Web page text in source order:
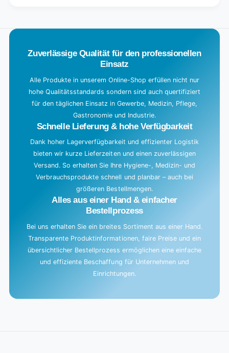
a
Zuverlässige Qualität für den professionellen
Einsatz
Alle Produkte in unserem Online-Shop erfüllen nicht nur
hohe Qualitätsstandards sondern sind auch quertifiziert
für den täglichen Einsatz in Gewerbe, Medizin, Pflege,
Gastronomie und Industrie.
Schnelle Lieferung & hohe Verfügbarkeit
Dank hoher Lagerverfügbarkeit und effizienter Logistik
bieten wir kurze Lieferzeiten und einen zuverlässigen
Versand. So erhalten Sie Ihre Hygiene-, Medizin- und
Verbrauchsprodukte schnell und planbar – auch bei
größeren Bestellmengen.
Alles aus einer Hand & einfacher
Bestellprozess
Bei uns erhalten Sie ein breites Sortiment aus einer Hand.
Transparente Produktinformationen, faire Preise und ein
übersichtlicher Bestellprozess ermöglichen eine einfache
und effiziente Beschaffung für Unternehmen und
Einrichtungen.